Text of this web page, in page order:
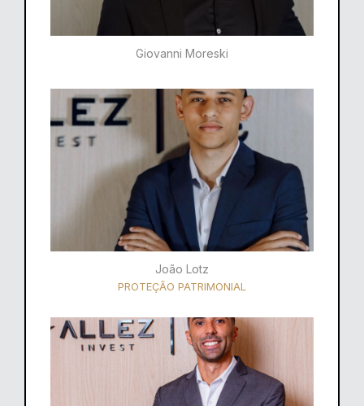
Giovanni Moreski
João Lotz
PROTEÇÃO PATRIMONIAL